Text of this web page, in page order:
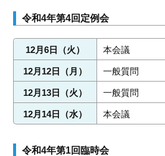
令和4年第4回定例会
12月6日（火） 本会議
12月12日（月） 一般質問
12月13日（火） 一般質問
12月14日（水） 本会議
令和4年第1回臨時会